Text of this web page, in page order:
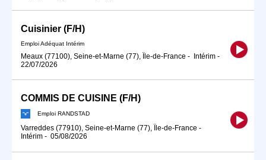
Cuisinier (F/H)
Emploi Adéquat Intérim
Meaux (77100), Seine-et-Marne (77), Île-de-France - Intérim -
22/07/2026
COMMIS DE CUISINE (F/H)
Emploi RANDSTAD
Varreddes (77910), Seine-et-Marne (77), Île-de-France -
Intérim - 05/08/2026